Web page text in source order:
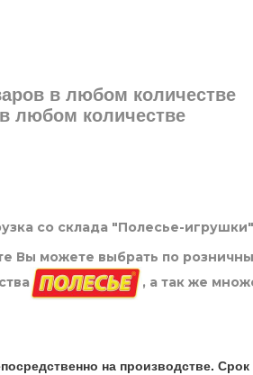
в любом количестве
любом количестве
со склада "Полесье-
Вы можете выбрать по
, а так же
на производстве.